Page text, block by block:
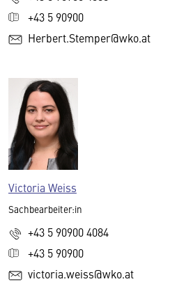
+43 5 90900
Herbert.Stemper@wko.at
Victoria Weiss
Sachbearbeiter:in
+43 5 90900 4084
+43 5 90900
victoria.weiss@wko.at